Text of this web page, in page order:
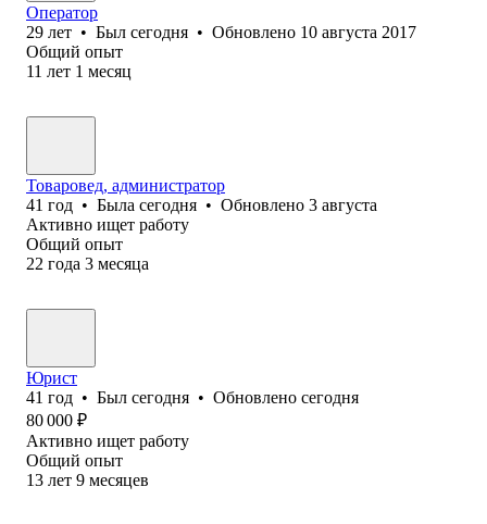
Оператор
29 лет • Был сегодня • Обновлено 10 августа 2017
Общий опыт
11 лет 1 месяц
Товаровед, администратор
41 год • Была сегодня • Обновлено 3 августа
Активно ищет работу
Общий опыт
22 года 3 месяца
Юрист
41 год • Был сегодня • Обновлено сегодня
80 000 ₽
Активно ищет работу
Общий опыт
13 лет 9 месяцев